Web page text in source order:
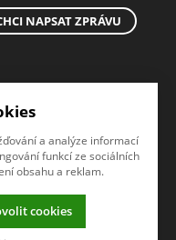
NAPSAT ZPRÁVU
pro více informací.
a analýze informací
funkcí ze sociálních
obsahu a reklam.
cookies